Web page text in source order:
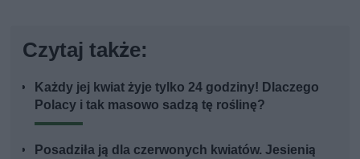
Czytaj także:
Każdy jej kwiat żyje tylko 24 godziny! Dlaczego
Polacy i tak masowo sadzą tę roślinę?
Posadziła ją dla czerwonych kwiatów. Jesienią